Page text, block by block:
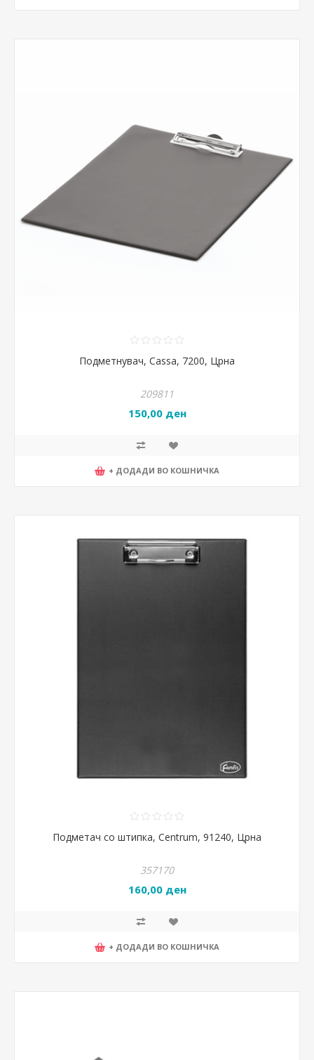
Подметнувач, Cassa, 7200, Црна
209811
150,00 ден
+ ДОДАДИ ВО КОШНИЧКА
Подметач со штипка, Centrum, 91240, Црна
357170
160,00 ден
+ ДОДАДИ ВО КОШНИЧКА